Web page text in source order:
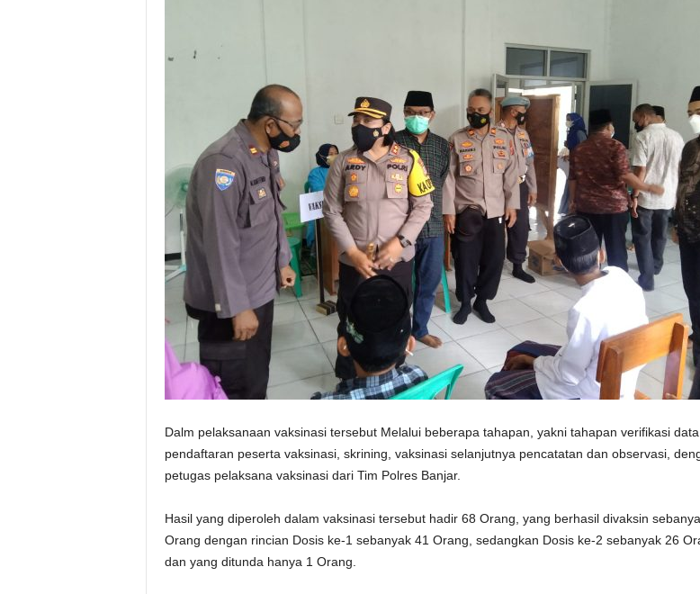
Dalm pelaksanaan vaksinasi tersebut Melalui beberapa tahapan, yakni tahapan verifikasi
pendaftaran peserta vaksinasi, skrining, vaksinasi selanjutnya pencatatan dan observasi,
petugas pelaksana vaksinasi dari Tim Polres Banjar.
Hasil yang diperoleh dalam vaksinasi tersebut hadir 68 Orang, yang berhasil divaksin
Orang dengan rincian Dosis ke-1 sebanyak 41 Orang, sedangkan Dosis ke-2 sebanyak 26
dan yang ditunda hanya 1 Orang.